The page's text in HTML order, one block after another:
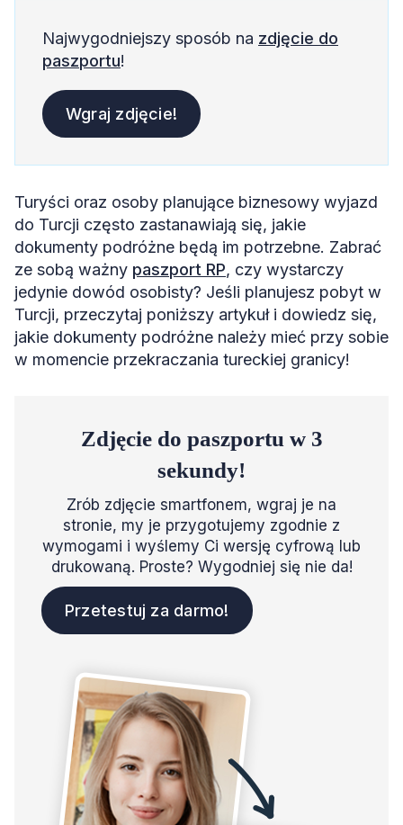
Źródła
Najwygodniejszy sposób na zdjęcie do
paszportu!
Wgraj zdjęcie!
Turyści oraz osoby planujące biznesowy wyjazd
do Turcji często zastanawiają się, jakie
dokumenty podróżne będą im potrzebne. Zabrać
ze sobą ważny paszport RP, czy wystarczy
jedynie dowód osobisty? Jeśli planujesz pobyt w
Turcji, przeczytaj poniższy artykuł i dowiedz się,
jakie dokumenty podróżne należy mieć przy sobie
w momencie przekraczania tureckiej granicy!
Zdjęcie do paszportu w 3
sekundy!
Zrób zdjęcie smartfonem, wgraj je na
stronie, my je przygotujemy zgodnie z
wymogami i wyślemy Ci wersję cyfrową lub
drukowaną. Proste? Wygodniej się nie da!
Przetestuj za darmo!